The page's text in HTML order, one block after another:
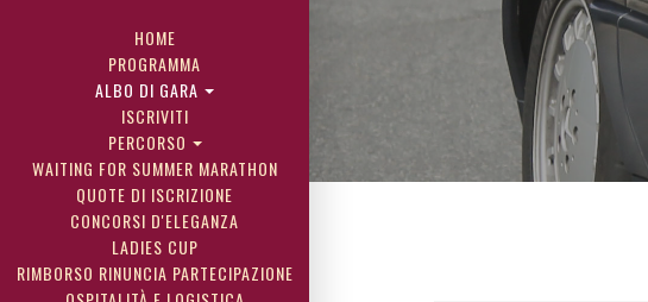
HOME
PROGRAMMA
ALBO DI GARA
ISCRIVITI
PERCORSO
WAITING FOR SUMMER MARATHON
QUOTE DI ISCRIZIONE
CONCORSI D'ELEGANZA
LADIES CUP
RIMBORSO RINUNCIA PARTECIPAZIONE